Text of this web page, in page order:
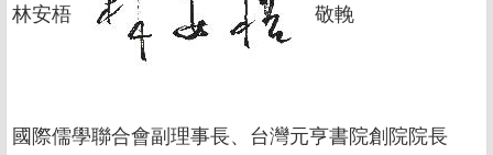
林安梧 敬輓
國際儒學聯合會副理事長、台灣元亨書院創院院長